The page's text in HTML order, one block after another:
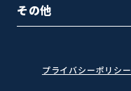
その他
プライバシーポリシー